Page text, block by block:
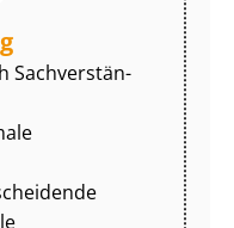
Sach­ver­stän­